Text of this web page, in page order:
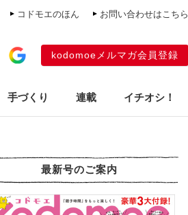
コドモエのほん お問い合わせはこちら
kodomoeメルマガ会員登録
手づくり 連載 イチオシ！
最新号のご案内